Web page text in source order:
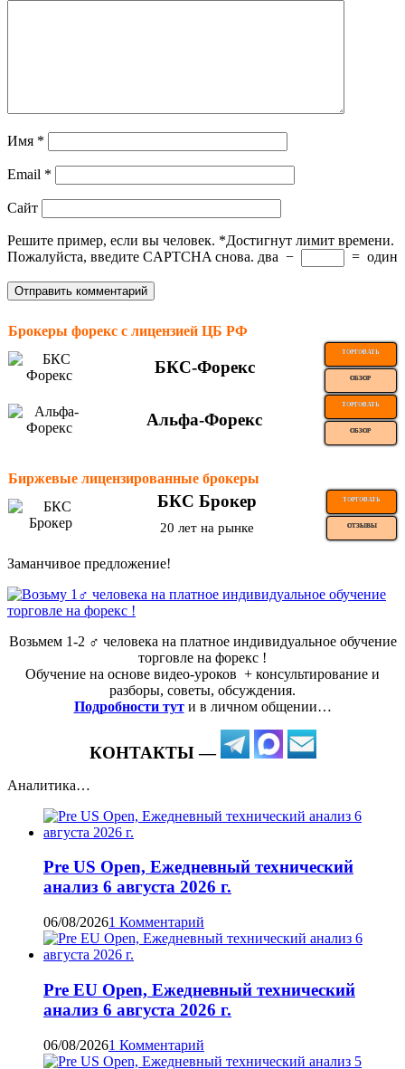
Имя *
Email *
Сайт
Решите пример, если вы человек. *Достигнут лимит времени.
Пожалуйста, введите CAPTCHA снова. два − = один
Брокеры форекс с лицензией ЦБ РФ
БКС-Форекс
ТОРГОВАТЬ
ОБЗОР
Альфа-Форекс
ТОРГОВАТЬ
ОБЗОР
Биржевые лицензированные брокеры
БКС Брокер ТОРГОВАТЬ
20 лет на рынке ОТЗЫВЫ
Заманчивое предложение!
Возьмем 1-2 ‍♂️ человека на платное индивидуальное обучение
торговле на форекс !
Обучение на основе видео-уроков ️ + консультирование и
разборы, советы, обсуждения.
Подробности тут и в личном общении…
КОНТАКТЫ —
Аналитика…
Pre US Open, Ежедневный технический
анализ 6 августа 2026 г.
06/08/20261 Комментарий
Pre EU Open, Ежедневный технический
анализ 6 августа 2026 г.
06/08/20261 Комментарий